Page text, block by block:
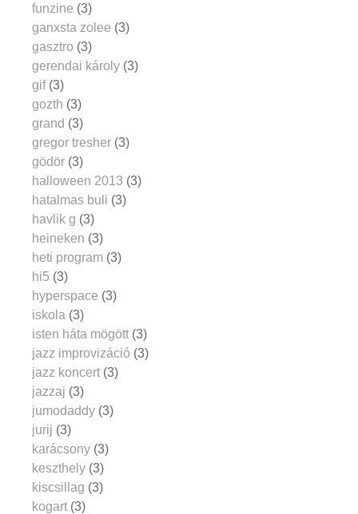
funzine (3)
ganxsta zolee (3)
gasztro (3)
gerendai károly (3)
gif (3)
gozth (3)
grand (3)
gregor tresher (3)
gödör (3)
halloween 2013 (3)
hatalmas buli (3)
havlik g (3)
heineken (3)
heti program (3)
hi5 (3)
hyperspace (3)
iskola (3)
isten háta mögött (3)
jazz improvizáció (3)
jazz koncert (3)
jazzaj (3)
jumodaddy (3)
jurij (3)
karácsony (3)
keszthely (3)
kiscsillag (3)
kogart (3)